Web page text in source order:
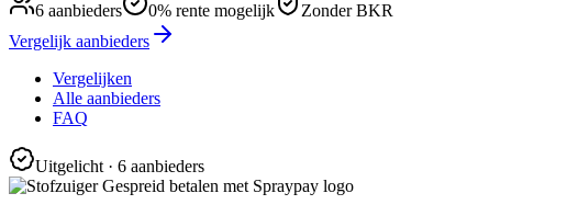
6 aanbieders 0% rente mogelijk
Zonder BKR
Vergelijk aanbieders
Vergelijken
Alle aanbieders
FAQ
Uitgelicht· 6 aanbieders